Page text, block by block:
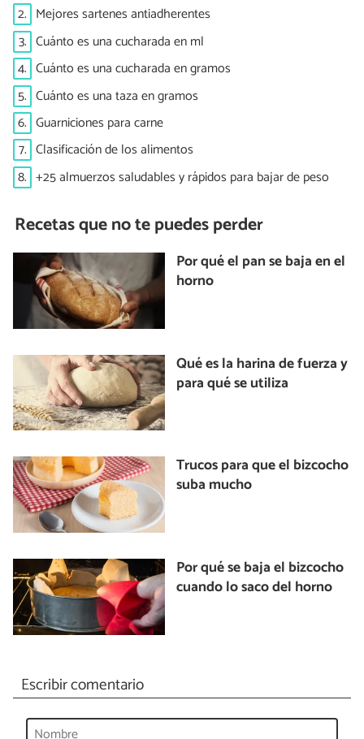
2. Mejores sartenes antiadherentes
3. Cuánto es una cucharada en ml
4. Cuánto es una cucharada en gramos
5. Cuánto es una taza en gramos
6. Guarniciones para carne
7. Clasificación de los alimentos
8. +25 almuerzos saludables y rápidos para bajar de peso
Recetas que no te puedes perder
Por qué el pan se baja en el
horno
Qué es la harina de fuerza y
para qué se utiliza
Trucos para que el bizcocho
suba mucho
Por qué se baja el bizcocho
cuando lo saco del horno
Escribir comentario